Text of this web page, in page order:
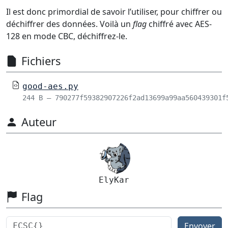
Il est donc primordial de savoir l’utiliser, pour chiffrer ou
déchiffrer des données. Voilà un flag chiffré avec AES-
128 en mode CBC, déchiffrez-le.
Fichiers
good-aes.py
244 B –
Auteur
ElyKar
Flag